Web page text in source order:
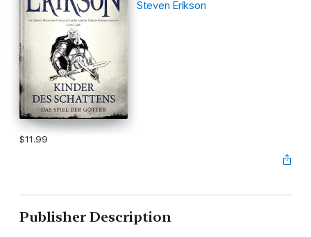
Steven Erikson
$11.99
Publisher Description